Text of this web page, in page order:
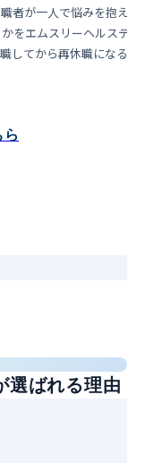
者が一人で悩みを抱え込
をエムスリーヘルスデザ
してから再休職になるリ
ら
選ばれる理由